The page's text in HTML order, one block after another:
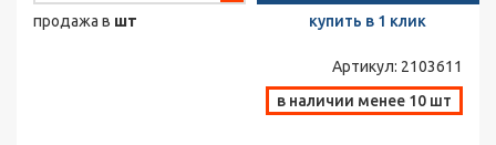
продажа в шт купить в 1 клик
Артикул: 2103611
в наличии менее 10 шт